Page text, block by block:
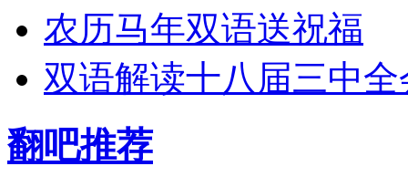
农历马年双语送祝福
双语解读十八届三中全
翻吧推荐